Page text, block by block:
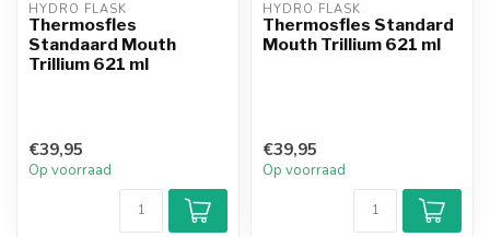
HYDRO FLASK
Thermosfles
Standaard Mouth
Trillium 621 ml
€39,95
Op voorraad
HYDRO FLASK
Thermosfles Standard
Mouth Trillium 621 ml
€39,95
Op voorraad